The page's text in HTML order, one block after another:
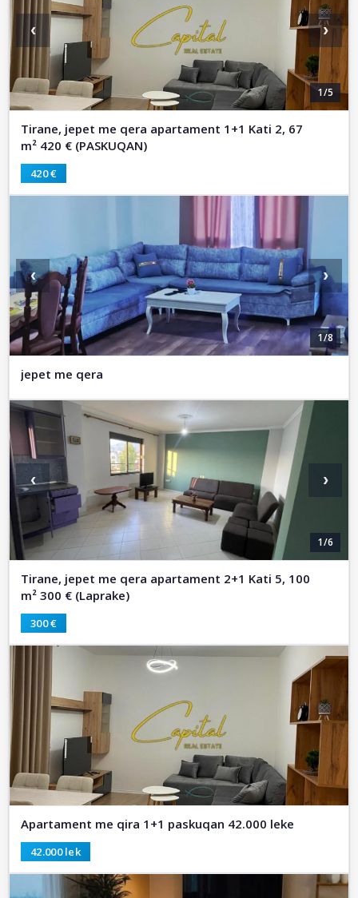
1/5
‹ ›
Tirane, jepet me qera apartament 1+1 Kati 2, 67
m² 420 € (PASKUQAN)
420 €
1/8
‹ ›
jepet me qera
1/6
‹ ›
Tirane, jepet me qera apartament 2+1 Kati 5, 100
m² 300 € (Laprake)
300 €
Apartament me qira 1+1 paskuqan 42.000 leke
42.000 lek